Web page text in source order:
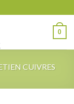
0
CUIVRES